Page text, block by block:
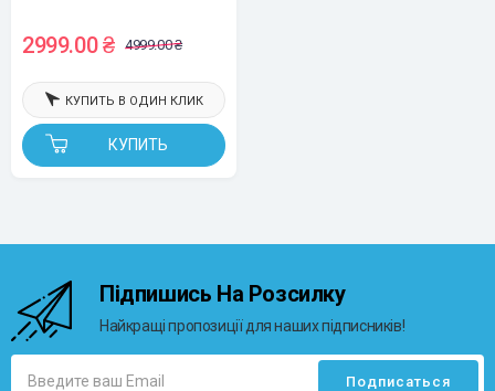
черный. Печать на термобумаге
и полимерных этикетках.
2999.00 ₴ 4999.00 ₴
КУПИТЬ
КУПИТЬ В ОДИН КЛИК
Підпишись На Розсилку
Найкращі пропозиції для наших підписників!